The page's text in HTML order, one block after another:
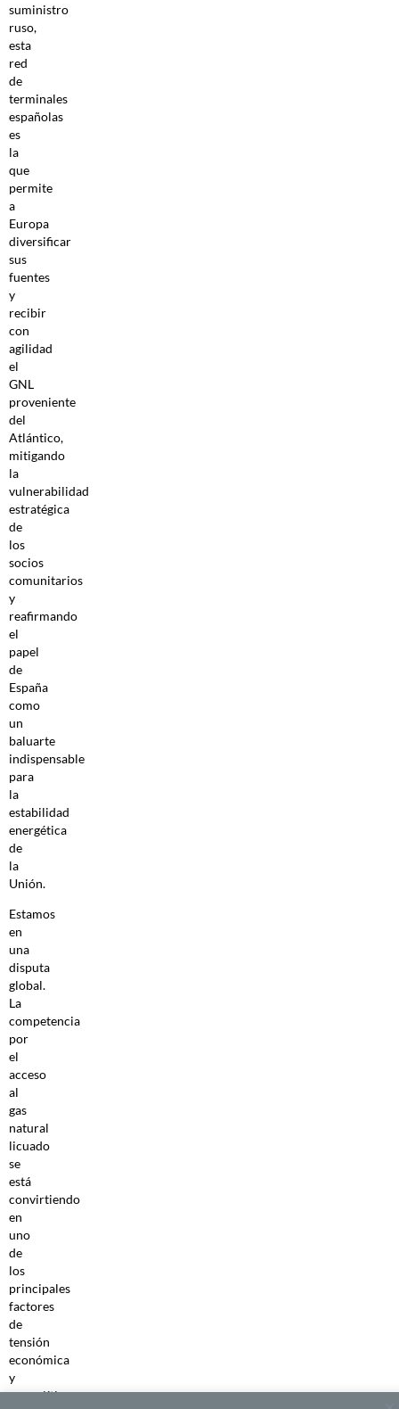
suministro
ruso,
esta
red
de
terminales
españolas
es
la
que
permite
a
Europa
diversificar
sus
fuentes
y
recibir
con
agilidad
el
GNL
proveniente
del
Atlántico,
mitigando
la
vulnerabilidad
estratégica
de
los
socios
comunitarios
y
reafirmando
el
papel
de
España
como
un
baluarte
indispensable
para
la
estabilidad
energética
de
la
Unión.
Estamos
en
una
disputa
global.
La
competencia
por
el
acceso
al
gas
natural
licuado
se
está
convirtiendo
en
uno
de
los
principales
factores
de
tensión
económica
y
geopolítica